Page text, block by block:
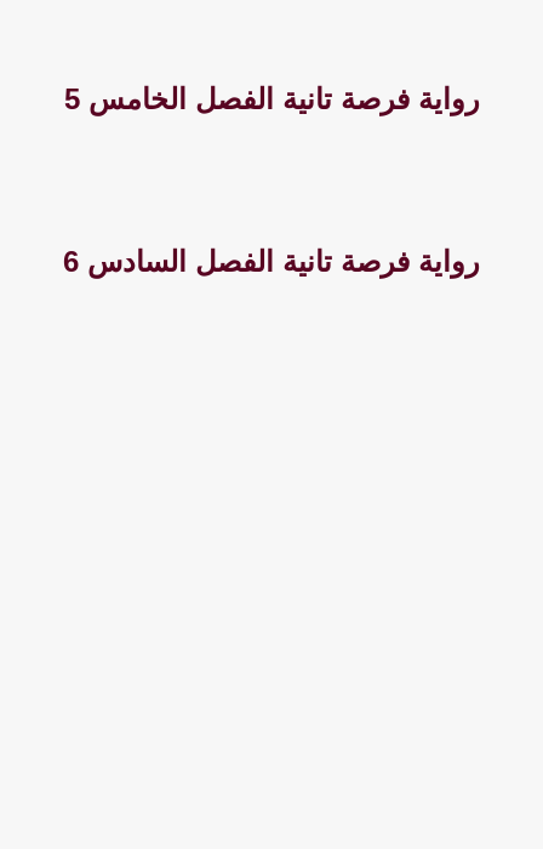
رواية فرصة تانية الفصل الخامس 5
رواية فرصة تانية الفصل السادس 6